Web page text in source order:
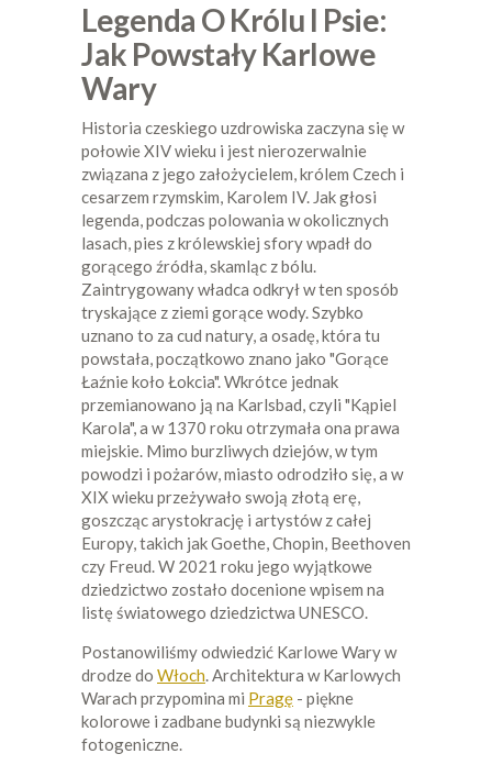
Legenda O Królu I Psie:
Jak Powstały Karlowe
Wary
Historia czeskiego uzdrowiska zaczyna się w
połowie XIV wieku i jest nierozerwalnie
związana z jego założycielem, królem Czech i
cesarzem rzymskim, Karolem IV. Jak głosi
legenda, podczas polowania w okolicznych
lasach, pies z królewskiej sfory wpadł do
gorącego źródła, skamląc z bólu.
Zaintrygowany władca odkrył w ten sposób
tryskające z ziemi gorące wody. Szybko
uznano to za cud natury, a osadę, która tu
powstała, początkowo znano jako "Gorące
Łaźnie koło Łokcia". Wkrótce jednak
przemianowano ją na Karlsbad, czyli "Kąpiel
Karola", a w 1370 roku otrzymała ona prawa
miejskie. Mimo burzliwych dziejów, w tym
powodzi i pożarów, miasto odrodziło się, a w
XIX wieku przeżywało swoją złotą erę,
goszcząc arystokrację i artystów z całej
Europy, takich jak Goethe, Chopin, Beethoven
czy Freud. W 2021 roku jego wyjątkowe
dziedzictwo zostało docenione wpisem na
listę światowego dziedzictwa UNESCO.
Postanowiliśmy odwiedzić Karlowe Wary w
drodze do Włoch. Architektura w Karlowych
Warach przypomina mi Pragę - piękne
kolorowe i zadbane budynki są niezwykle
fotogeniczne.